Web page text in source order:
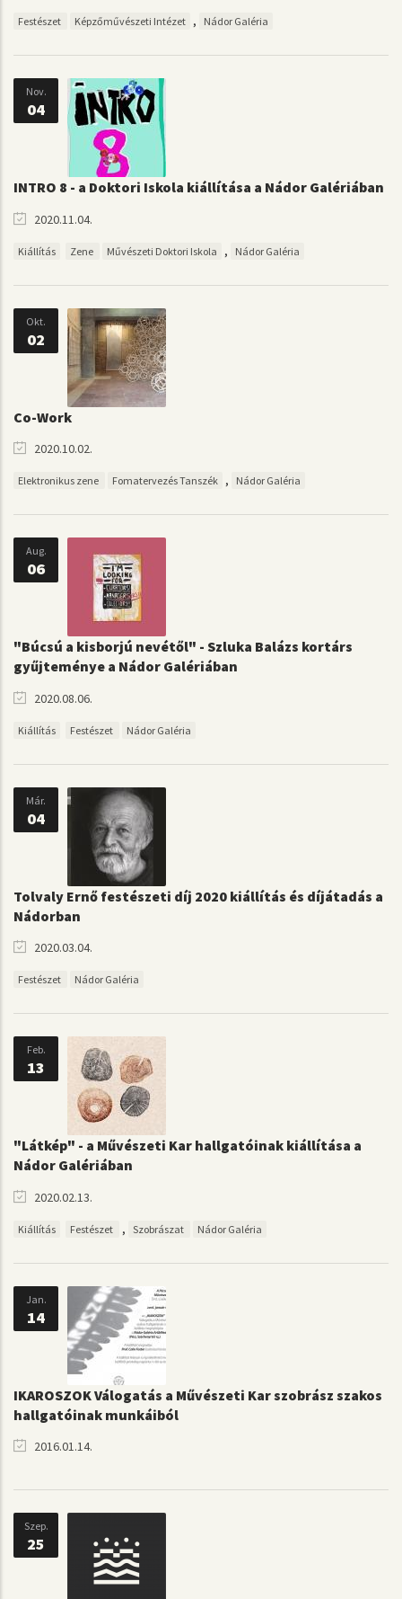
Festészet Képzőművészeti Intézet , Nádor Galéria
Nov.
04
INTRO 8 - a Doktori Iskola kiállítása a Nádor Galériában
2020.11.04.
Kiállítás Zene Művészeti Doktori Iskola , Nádor Galéria
Okt.
02
Co-Work
2020.10.02.
Elektronikus zene Fomatervezés Tanszék , Nádor Galéria
Aug.
06
"Búcsú a kisborjú nevétől" - Szluka Balázs kortárs
gyűjteménye a Nádor Galériában
2020.08.06.
Kiállítás Festészet Nádor Galéria
Már.
04
Tolvaly Ernő festészeti díj 2020 kiállítás és díjátadás a
Nádorban
2020.03.04.
Festészet Nádor Galéria
Feb.
13
"Látkép" - a Művészeti Kar hallgatóinak kiállítása a
Nádor Galériában
2020.02.13.
Kiállítás Festészet , Szobrászat Nádor Galéria
Jan.
14
IKAROSZOK Válogatás a Művészeti Kar szobrász szakos
hallgatóinak munkáiból
2016.01.14.
Szep.
25